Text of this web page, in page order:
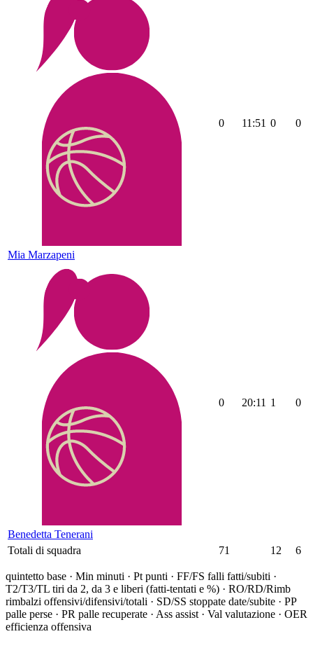
Mia Marzapeni
0 11:51 0 0
Benedetta Tenerani
0 20:11 1 0
Totali di squadra 71 12 6
quintetto base · Min minuti · Pt punti · FF/FS falli fatti/subiti ·
T2/T3/TL tiri da 2, da 3 e liberi (fatti-tentati e %) · RO/RD/Rimb
rimbalzi offensivi/difensivi/totali · SD/SS stoppate date/subite · PP
palle perse · PR palle recuperate · Ass assist · Val valutazione · OER
efficienza offensiva